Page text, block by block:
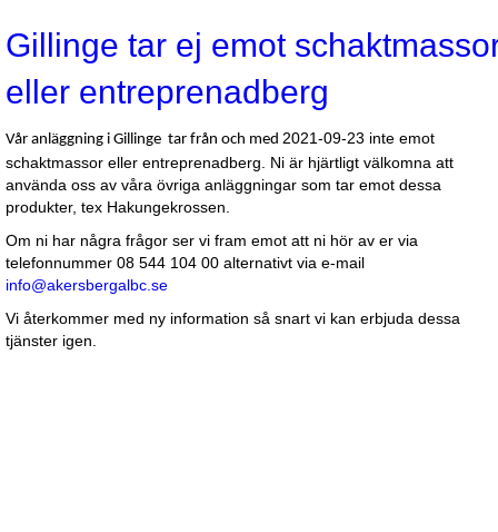
Gillinge tar ej emot
eller entreprenadberg
Vår anläggning i Gillinge tar från och med 2021-09-23 inte emot
schaktmassor eller entreprenadberg. Ni är hjärtligt välkomna att
använda oss av våra övriga anläggningar som tar emot dessa
produkter, tex Hakungekrossen.
Om ni har några frågor ser vi fram emot att ni hör av er via
telefonnummer 08 544 104 00 alternativt via e-mail
info@akersbergalbc.se
Vi återkommer med ny information så snart vi kan erbjuda dessa
tjänster igen.